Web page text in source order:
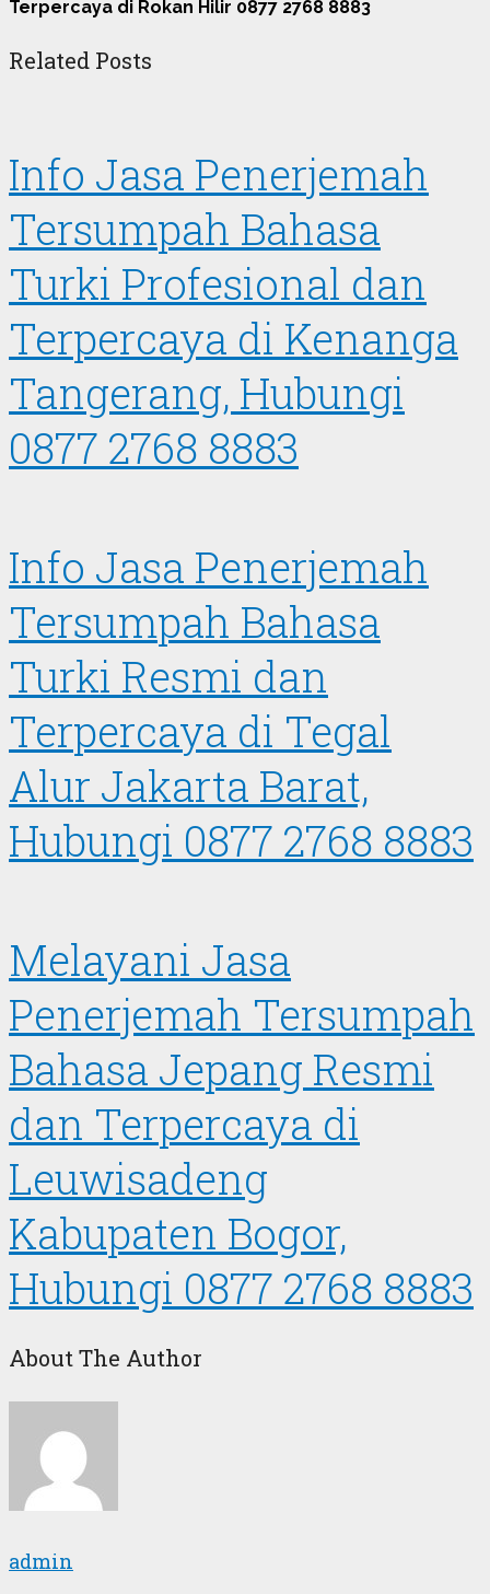
Terpercaya di Rokan Hilir 0877 2768 8883
Related Posts
Info Jasa Penerjemah
Tersumpah Bahasa
Turki Profesional dan
Terpercaya di Kenanga
Tangerang, Hubungi
0877 2768 8883
Info Jasa Penerjemah
Tersumpah Bahasa
Turki Resmi dan
Terpercaya di Tegal
Alur Jakarta Barat,
Hubungi 0877 2768 8883
Melayani Jasa
Penerjemah Tersumpah
Bahasa Jepang Resmi
dan Terpercaya di
Leuwisadeng
Kabupaten Bogor,
Hubungi 0877 2768 8883
About The Author
admin